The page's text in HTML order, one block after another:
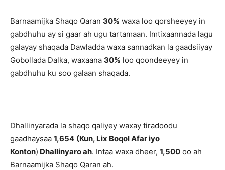
Barnaamijka Shaqo Qaran 30% waxa loo qorsheeyey in
gabdhuhu ay si gaar ah ugu tartamaan. Imtixaannada lagu
galayay shaqada Dawladda waxa sannadkan la gaadsiiyay
Gobollada Dalka, waxaana 30% loo qoondeeyey in
gabdhuhu ku soo galaan shaqada.
Dhallinyarada la shaqo qaliyey waxay tiradoodu
gaadhaysaa 1,654 (Kun, Lix Boqol Afar iyo
Konton) Dhallinyaro ah. Intaa waxa dheer, 1,500 oo ah
Barnaamijka Shaqo Qaran ah.